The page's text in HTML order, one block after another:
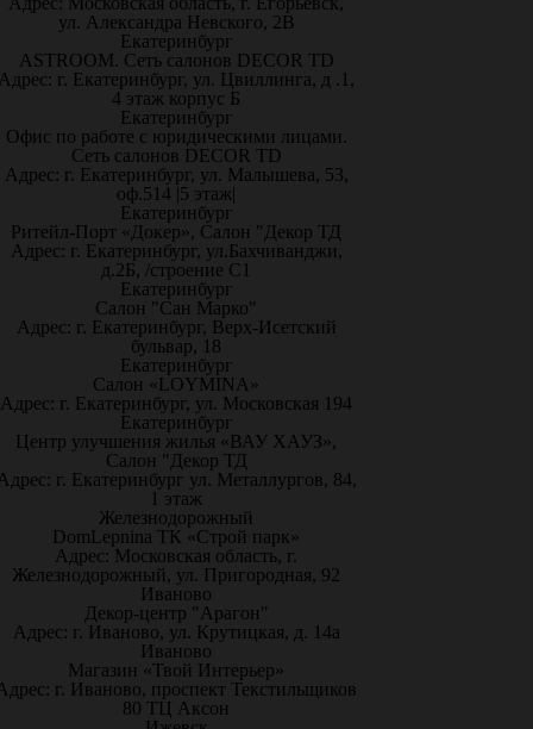
ул. Александра Невского, 2В
Екатеринбург
ASTROOM. Сеть салонов DECOR TD
г. Екатеринбург, ул. Цвиллинга, д .1,
4 этаж корпус Б
Екатеринбург
Офис по работе с юридическими лицами.
Сеть салонов DECOR TD
Адрес: г. Екатеринбург, ул. Малышева, 53,
оф.514 |5 этаж|
Екатеринбург
Ритейл-Порт «Докер», Салон "Декор ТД
Адрес: г. Екатеринбург, ул.Бахчиванджи,
д.2Б, /строение С1
Екатеринбург
Салон "Сан Марко"
Адрес: г. Екатеринбург, Верх-Исетский
бульвар, 18
Екатеринбург
Салон «LOYMINA»
Адрес: г. Екатеринбург, ул. Московская 194
Екатеринбург
Центр улучшения жилья «ВАУ ХАУЗ»,
Салон "Декор ТД
г. Екатеринбург ул. Металлургов, 84,
1 этаж
Железнодорожный
DomLepnina ТК «Строй парк»
Адрес: Московская область, г.
Железнодорожный, ул. Пригородная, 92
Иваново
Декор-центр "Арагон"
Адрес: г. Иваново, ул. Крутицкая, д. 14а
Иваново
Магазин «Твой Интерьер»
г. Иваново, проспект Текстильщиков
80 ТЦ Аксон